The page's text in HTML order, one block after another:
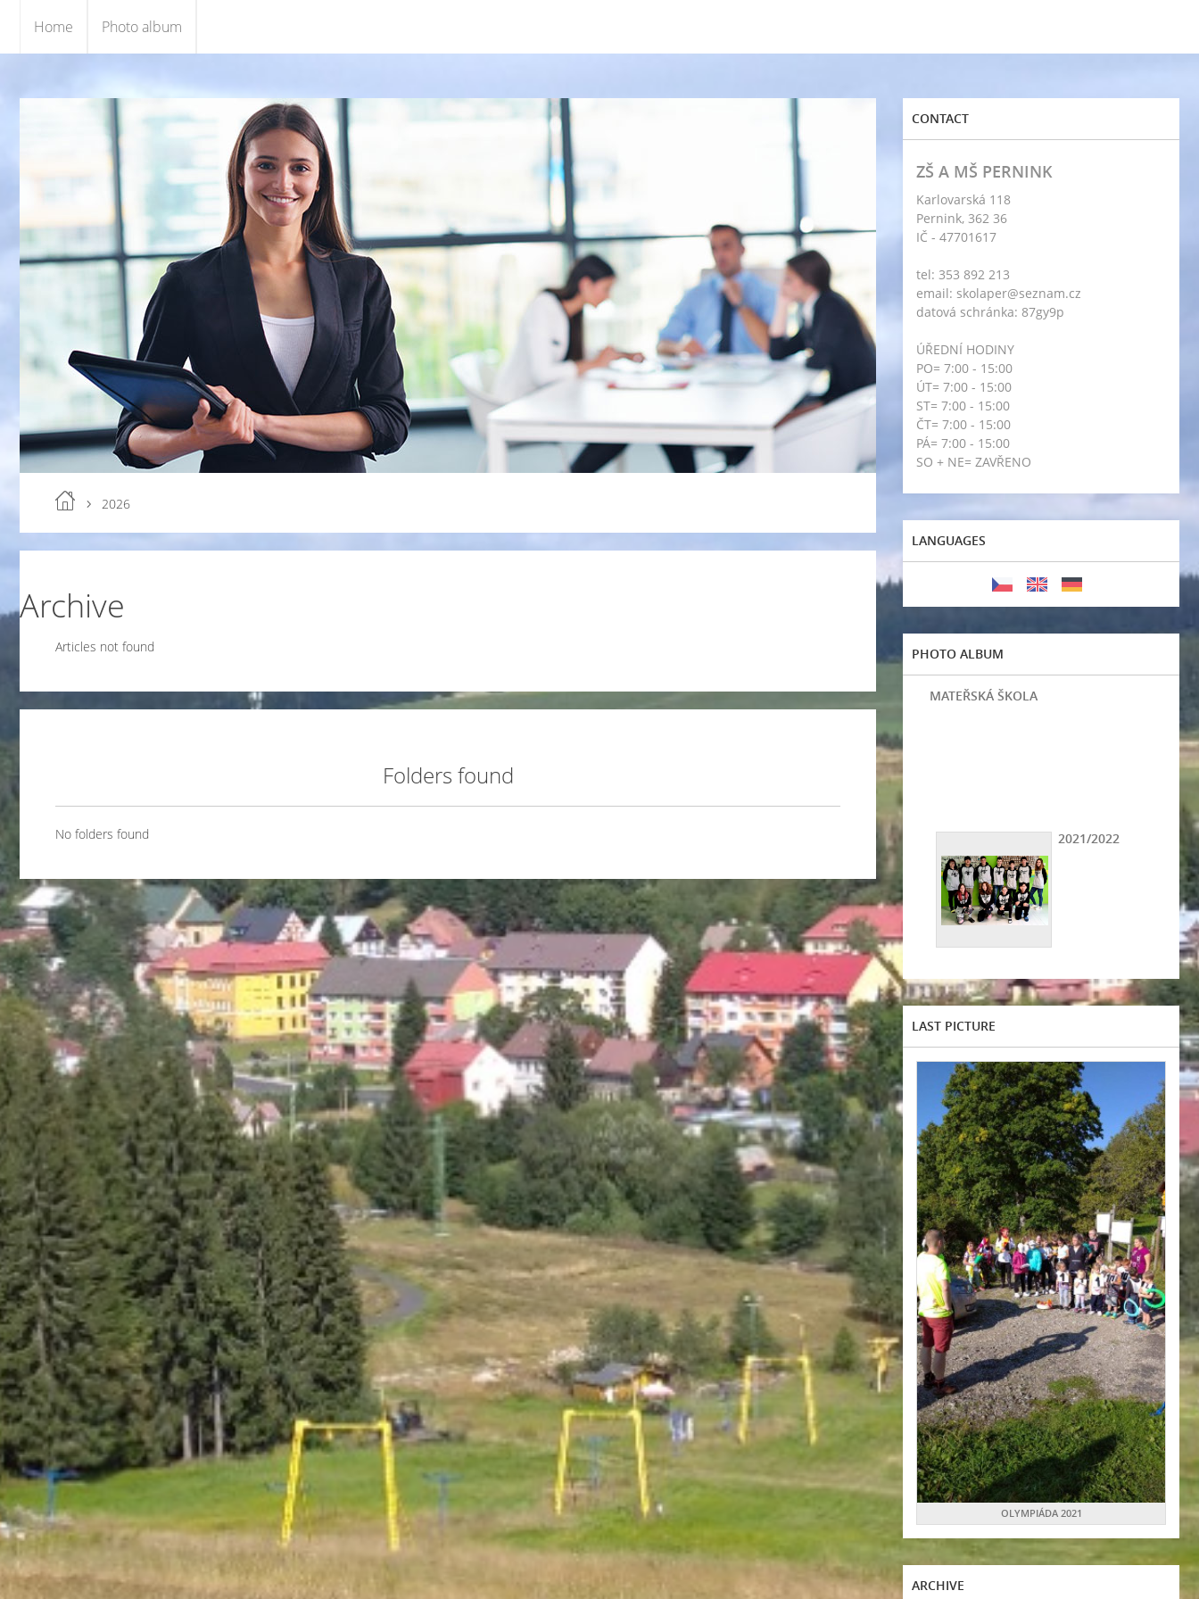
Home Photo album
2026
Archive
Articles not found
Folders found
No folders found
CONTACT
ZŠ A MŠ PERNINK
Karlovarská 118
Pernink, 362 36
IČ - 47701617
tel: 353 892 213
email: skolaper@seznam.cz
datová schránka: 87gy9p
ÚŘEDNÍ HODINY
PO= 7:00 - 15:00
ÚT= 7:00 - 15:00
ST= 7:00 - 15:00
ČT= 7:00 - 15:00
PÁ= 7:00 - 15:00
SO + NE= ZAVŘENO
LANGUAGES
PHOTO ALBUM
MATEŘSKÁ ŠKOLA
2021/2022
LAST PICTURE
OLYMPIÁDA 2021
ARCHIVE